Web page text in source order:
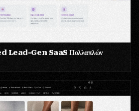
Gen SaaS Πολλαπλών